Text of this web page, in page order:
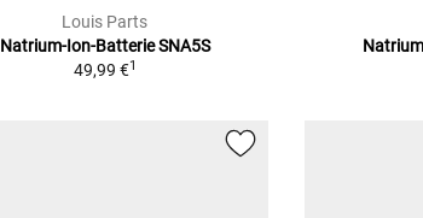
Louis Parts
Natrium-Ion-Batterie SNA5S
49,99 €1